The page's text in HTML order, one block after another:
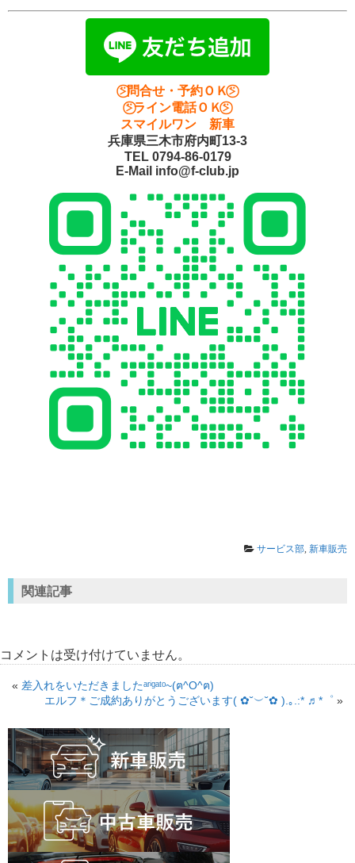
⍩⃝問合せ・予約ＯＫ⍩⃝
⍩⃝ライン電話ＯＫ⍩⃝
スマイルワン 新車
兵庫県三木市府内町13-3
TEL 0794-86-0179
E-Mail info@f-club.jp
サービス部 新車販売
関連記事
コメントは受け付けていません。
« 差入れをいただきましたᵃʳⁱᵍᵃᵗᵒ~(ฅ^О^ฅ)
エルフ＊ご成約ありがとうございます( ✿˘︶˘✿ ).｡.:* ♬*゜ »